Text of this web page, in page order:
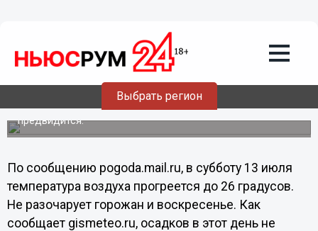
Выбрать регион
12.07.201317:01
Нижегородцев ожидают ясные
выходные
В ближайшие субботу и воскресенье осадков не
предвидится.
По сообщению pogoda.mail.ru, в субботу 13 июля
температура воздуха прогреется до 26 градусов.
Не разочарует горожан и воскресенье. Как
сообщает gismeteo.ru, осадков в этот день не